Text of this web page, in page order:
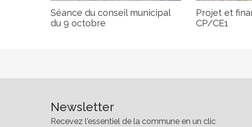
Séance du conseil municipal
du 9 octobre
Projet et
CP/CE1
Newsletter
Recevez l'essentiel de la commune en un clic